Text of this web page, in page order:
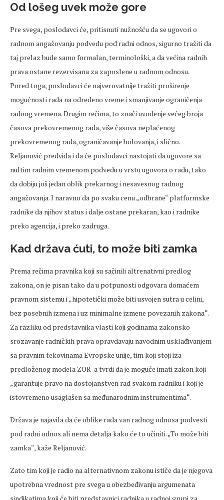
Od lošeg uvek može gore
Pre svega, poslodavci će, pritisnuti nužnošću da se ugovori o
radnom angažovanju podvedu pod radni odnos, sigurno tražiti da
taj prelaz bude samo formalan, terminološki, a da većina radnih
prava ostane rezervisana za zaposlene u radnom odnosu.
Pored toga, poslodavci će najverovatnije tražiti proširenje
mogućnosti rada na određeno vreme i smanjivanje ograničenja
radnog vremena. Drugim rečima, to znači uvođenje većeg broja
časova prekovremenog rada, više časova neplaćenog
prekovremenog rada, ograničavanje bolovanja, i slično.
Reljanović predviđa i da će poslodavci nastojati da ugovore sa
nultim radnim vremenom podvedu u vrstu ugovora o radu, tako
da dobiju još jedan oblik prekarnog i nesavesnog radnog
angažovanja. I naravno da po svaku cenu „odbrane“ platformske
radnike da njihov status i dalje ostane prekaran, kao i radnike
preko agencija, i preko zadruga.
Kad država ćuti, to može biti zamka
Prema rečima pravnika koji su sačinili altrenativni predlog
zakona, on je pisan tako da u potpunosti odgovara domaćem
pravnom sistemu i „hipotetički može biti usvojen sutra u celini,
bez posebnih izmena i uz minimalne izmene povezanih zakona“.
Za razliku od predstavnika vlasti koji godinama zakonsko
srozavanje radničkih prava opravdavaju navodnim usklađivanjem
sa pravnim tekovinama Evropske unije, tim koji stoji iza
predloženog modela ZOR-a tvrdi da je moguće imati zakon koji
„garantuje pravo na dostojanstven rad svakom radniku i koji je
istovremeno usaglašen sa međunarodnim instrumentima“.
Država je najavila da će oblike rada van radnog odnosa podvesti
pod radni odnos ali nema detalja kako će to učiniti. „To može biti
zamka“, kaže Reljanović.
Zato tim koji je radio na alternativnom zakonu ističe da je njegova
upotrebna vrednost pre svega u obezbeđivanju argumenata